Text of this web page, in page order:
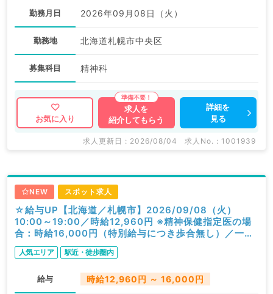
勤務月日 2026年09月08日（火）
勤務地 北海道札幌市中央区
募集科目 精神科
お気に入り
求人を
紹介してもらう
詳細を
見る
求人更新日 : 2026/08/04 求人No. : 1001939
NEW スポット求人
☆給与UP【北海道／札幌市】2026/09/08（火）
10:00～19:00／時給12,960円 ※精神保健指定医の場
合：時給16,000円（特別給与につき歩合無し）／一般
外来／精神科
人気エリア 駅近・徒歩圏内
給与 時給12,960円 ～ 16,000円